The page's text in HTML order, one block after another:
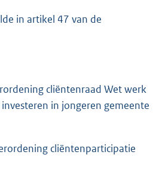
in artikel 47 van de
cliëntenraad Wet werk
in jongeren gemeente
cliëntenparticipatie